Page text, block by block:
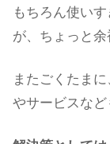
もちろん使い
が、ちょっと余
またごくたま
やサービスなど